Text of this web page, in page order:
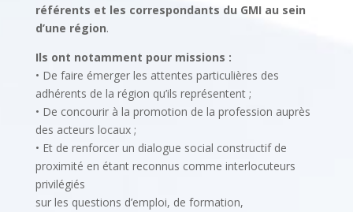
référents et les correspondants du GMI au sein
d’une région.
Ils ont notamment pour missions :
• De faire émerger les attentes particulières des
adhérents de la région qu’ils représentent ;
• De concourir à la promotion de la profession auprès
des acteurs locaux ;
• Et de renforcer un dialogue social constructif de
proximité en étant reconnus comme interlocuteurs
privilégiés
sur les questions d’emploi, de formation,